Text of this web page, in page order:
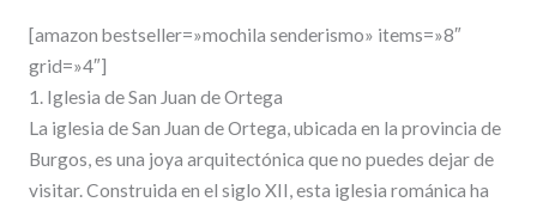
[amazon bestseller=»mochila senderismo» items=»8″
grid=»4″]
1. Iglesia de San Juan de Ortega
La iglesia de San Juan de Ortega, ubicada en la provincia de
Burgos, es una joya arquitectónica que no puedes dejar de
visitar. Construida en el siglo XII, esta iglesia románica ha